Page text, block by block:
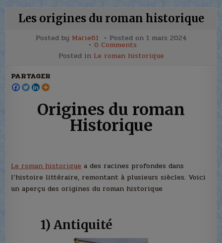
Les origines du roman historique
Posted by Marie61 Posted on 1 mars 2024
0 Commentson
Les
origines
Posted in Le roman historique
PARTAGER
Origines du roman
Historique
Le roman historique a des racines profondes dans
l’histoire littéraire, remontant à plusieurs siècles. Voici
un aperçu des origines du roman historique
1) Antiquité